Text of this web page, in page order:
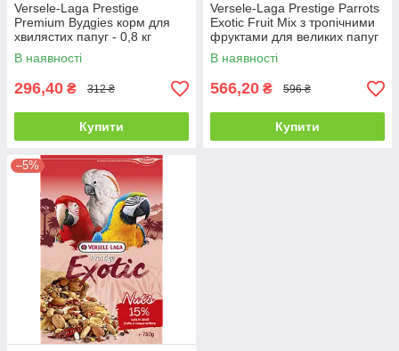
Versele-Laga Prestige
Premium Вудgies корм для
хвилястих папуг - 0,8 кг
В наявності
296,40 ₴ 312 ₴
Купити
Versele-Laga Prestige Parrots
Exotic Fruit Mix з тропічними
фруктами для великих папуг
- 0,75 кг
В наявності
566,20 ₴ 596 ₴
Купити
–5%